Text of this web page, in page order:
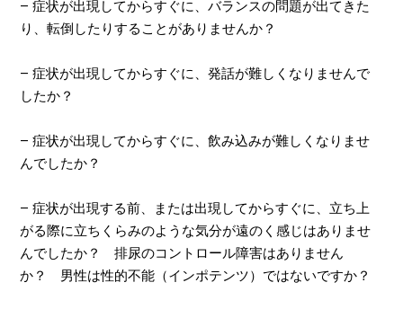
–症状が出現してからすぐに、バランスの問題が出てきた
り、転倒したりすることがありませんか？
–症状が出現してからすぐに、発話が難しくなりませんで
したか？
–症状が出現してからすぐに、飲み込みが難しくなりませ
んでしたか？
–症状が出現する前、または出現してからすぐに、立ち上
がる際に立ちくらみのような気分が遠のく感じはありませ
んでしたか？ 排尿のコントロール障害はありません
か？ 男性は性的不能（インポテンツ）ではないですか？